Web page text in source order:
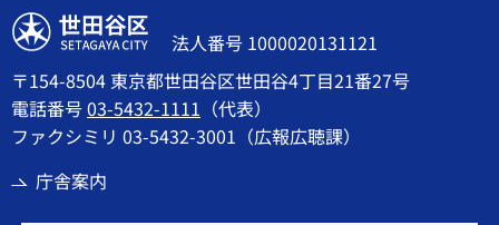
世田谷区
法人番号 1000020131121
〒154-8504 東京都世田谷区世田谷4丁目21番27号
電話番号03-5432-1111 （代表）
ファクシミリ 03-5432-3001（広報広聴課）
庁舎案内